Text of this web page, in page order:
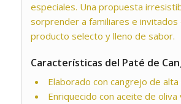
especiales. Una propuesta
sorprender a familiares e invitados
producto selecto y lleno de sabor.
Características del Paté de
Elaborado con cangrejo de alta
Enriquecido con aceite de